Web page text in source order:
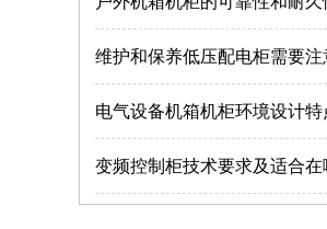
MNS低压抽屉柜
电气设备机箱机柜环境设计特